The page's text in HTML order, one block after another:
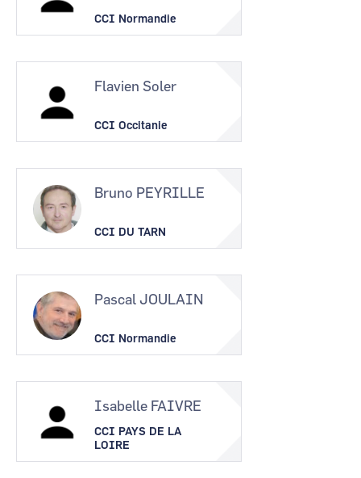
CCI Normandie
Flavien Soler
CCI Occitanie
Bruno PEYRILLE
CCI DU TARN
Pascal JOULAIN
CCI Normandie
Isabelle FAIVRE
CCI PAYS DE LA
LOIRE